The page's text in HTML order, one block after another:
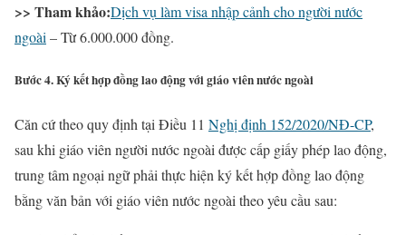
>> Tham khảo:Dịch vụ làm visa nhập cảnh cho người nước
ngoài– Từ 6.000.000 đồng.
Bước 4. Ký kết hợp đồng lao động với giáo viên nước ngoài
Căn cứ theo quy định tại Điều 11 Nghị định 152/2020/NĐ-CP,
sau khi giáo viên người nước ngoài được cấp giấy phép lao động,
trung tâm ngoại ngữ phải thực hiện ký kết hợp đồng lao động
bằng văn bản với giáo viên nước ngoài theo yêu cầu sau: